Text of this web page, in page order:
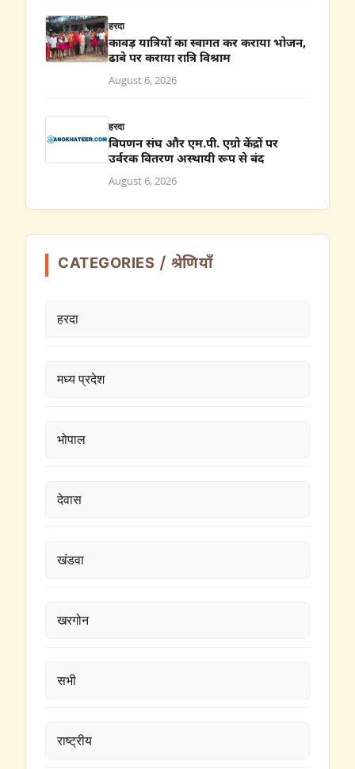
हरदा
कावड़ यात्रियों का स्वागत कर कराया भोजन,
ढाबे पर कराया रात्रि विश्राम
August 6, 2026
हरदा
विपणन संघ और एम.पी. एग्रो केंद्रों पर
उर्वरक वितरण अस्थायी रूप से बंद
August 6, 2026
CATEGORIES / श्रेणियाँ
हरदा
मध्य प्रदेश
भोपाल
देवास
खंडवा
खरगोन
सभी
राष्ट्रीय